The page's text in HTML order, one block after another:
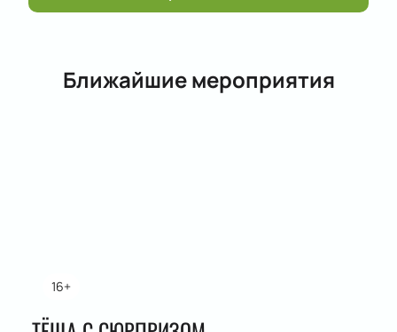
Ближайшие мероприятия
16+